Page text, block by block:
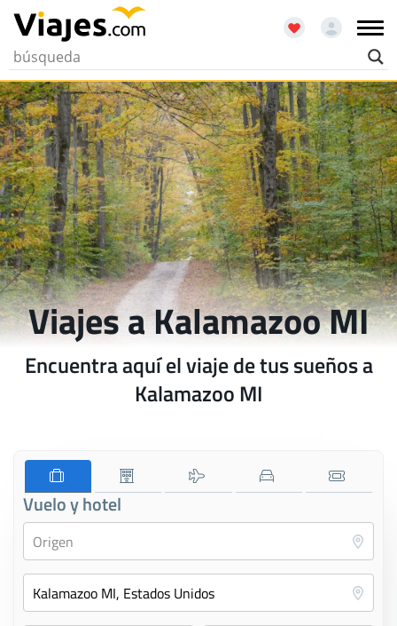
Viajes a Kalamazoo MI
Encuentra aquí el viaje de tus sueños a
Kalamazoo MI
Vuelo y hotel